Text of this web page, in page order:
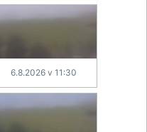
6.8.2026 v 11:30